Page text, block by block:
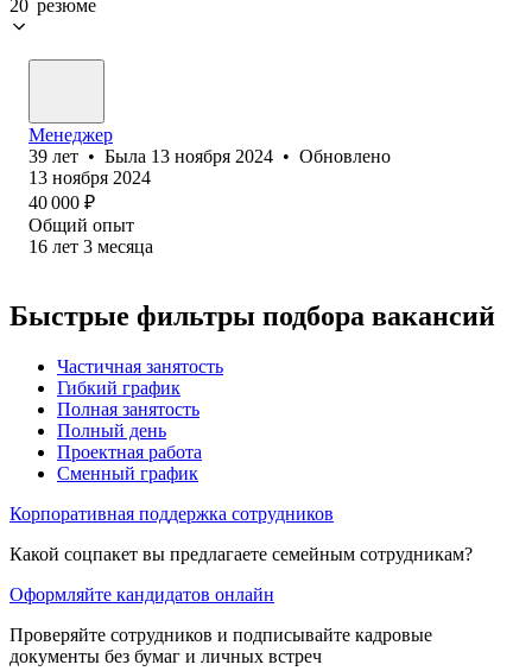
20 резюме
Менеджер
39 лет • Была 13 ноября 2024 • Обновлено
13 ноября 2024
40 000 ₽
Общий опыт
16 лет 3 месяца
Быстрые фильтры подбора вакансий
Частичная занятость
Гибкий график
Полная занятость
Полный день
Проектная работа
Сменный график
Корпоративная поддержка сотрудников
Какой соцпакет вы предлагаете семейным сотрудникам?
Оформляйте кандидатов онлайн
Проверяйте сотрудников и подписывайте кадровые
документы без бумаг и личных встреч